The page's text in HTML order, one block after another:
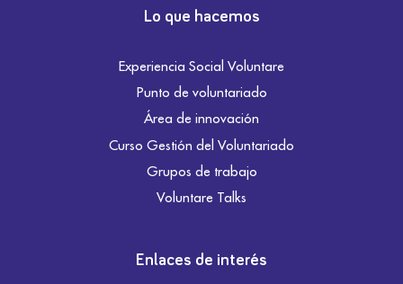
Lo que hacemos
Experiencia Social Voluntare
Punto de voluntariado
Área de innovación
Curso Gestión del Voluntariado
Grupos de trabajo
Voluntare Talks
Enlaces de interés